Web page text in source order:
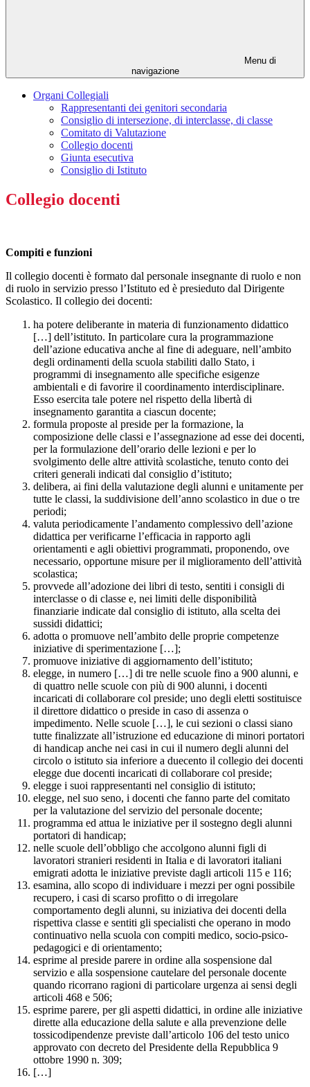
Menu di
navigazione
Organi Collegiali
Rappresentanti dei genitori secondaria
Consiglio di intersezione, di interclasse, di classe
Comitato di Valutazione
Collegio docenti
Giunta esecutiva
Consiglio di Istituto
Collegio docenti
Compiti e funzioni
Il collegio docenti è formato dal personale insegnante di ruolo e non
di ruolo in servizio presso l’Istituto ed è presieduto dal Dirigente
Scolastico. Il collegio dei docenti:
ha potere deliberante in materia di funzionamento didattico
[…] dell’istituto. In particolare cura la programmazione
dell’azione educativa anche al fine di adeguare, nell’ambito
degli ordinamenti della scuola stabiliti dallo Stato, i
programmi di insegnamento alle specifiche esigenze
ambientali e di favorire il coordinamento interdisciplinare.
Esso esercita tale potere nel rispetto della libertà di
insegnamento garantita a ciascun docente;
formula proposte al preside per la formazione, la
composizione delle classi e l’assegnazione ad esse dei docenti,
per la formulazione dell’orario delle lezioni e per lo
svolgimento delle altre attività scolastiche, tenuto conto dei
criteri generali indicati dal consiglio d’istituto;
delibera, ai fini della valutazione degli alunni e unitamente per
tutte le classi, la suddivisione dell’anno scolastico in due o tre
periodi;
valuta periodicamente l’andamento complessivo dell’azione
didattica per verificarne l’efficacia in rapporto agli
orientamenti e agli obiettivi programmati, proponendo, ove
necessario, opportune misure per il miglioramento dell’attività
scolastica;
provvede all’adozione dei libri di testo, sentiti i consigli di
interclasse o di classe e, nei limiti delle disponibilità
finanziarie indicate dal consiglio di istituto, alla scelta dei
sussidi didattici;
adotta o promuove nell’ambito delle proprie competenze
iniziative di sperimentazione […];
promuove iniziative di aggiornamento dell’istituto;
elegge, in numero […] di tre nelle scuole fino a 900 alunni, e
di quattro nelle scuole con più di 900 alunni, i docenti
incaricati di collaborare col preside; uno degli eletti sostituisce
il direttore didattico o preside in caso di assenza o
impedimento. Nelle scuole […], le cui sezioni o classi siano
tutte finalizzate all’istruzione ed educazione di minori portatori
di handicap anche nei casi in cui il numero degli alunni del
circolo o istituto sia inferiore a duecento il collegio dei docenti
elegge due docenti incaricati di collaborare col preside;
elegge i suoi rappresentanti nel consiglio di istituto;
elegge, nel suo seno, i docenti che fanno parte del comitato
per la valutazione del servizio del personale docente;
programma ed attua le iniziative per il sostegno degli alunni
portatori di handicap;
nelle scuole dell’obbligo che accolgono alunni figli di
lavoratori stranieri residenti in Italia e di lavoratori italiani
emigrati adotta le iniziative previste dagli articoli 115 e 116;
esamina, allo scopo di individuare i mezzi per ogni possibile
recupero, i casi di scarso profitto o di irregolare
comportamento degli alunni, su iniziativa dei docenti della
rispettiva classe e sentiti gli specialisti che operano in modo
continuativo nella scuola con compiti medico, socio-psico-
pedagogici e di orientamento;
esprime al preside parere in ordine alla sospensione dal
servizio e alla sospensione cautelare del personale docente
quando ricorrano ragioni di particolare urgenza ai sensi degli
articoli 468 e 506;
esprime parere, per gli aspetti didattici, in ordine alle iniziative
dirette alla educazione della salute e alla prevenzione delle
tossicodipendenze previste dall’articolo 106 del testo unico
approvato con decreto del Presidente della Repubblica 9
ottobre 1990 n. 309;
[…]